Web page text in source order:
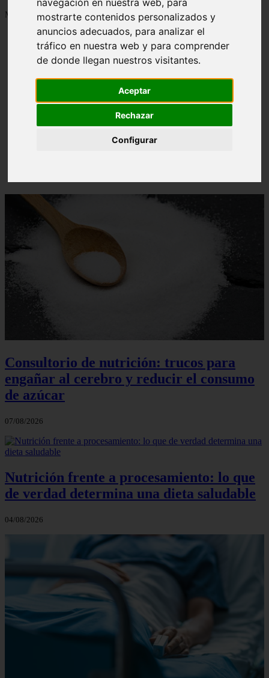
mostrarte contenidos personalizados y
anuncios adecuados, para analizar el
tráfico en nuestra web y para comprender
de donde llegan nuestros visitantes.
Aceptar
Rechazar
Configurar
Mostrando 1 - 24 de 1288 artículos
Contraindicaciones del espino amarillo: conocelas
ahora
Consultorio de nutrición: trucos para
engañar al cerebro y reducir el consumo
de azúcar
07/08/2026
Nutrición frente a procesamiento: lo que
de verdad determina una dieta saludable
04/08/2026